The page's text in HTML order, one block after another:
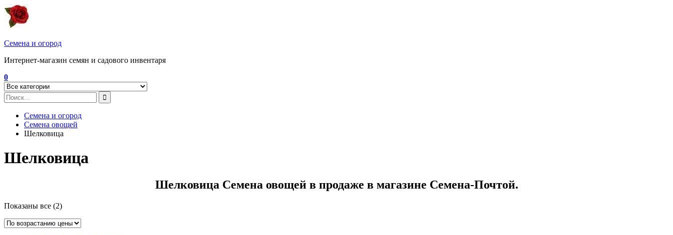
Перейти
к
содержимому
Семена и огород
Интернет-магазин семян и садового инвентаря
0
Семена и огород
Семена овощей
Шелковица
Шелковица
Шелковица Семена овощей в продаже в магазине Семена-Почтой.
Показаны все (2)Цены:
возрастанию